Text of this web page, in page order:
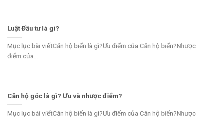
Luật Đầu tư là gì?
Mục lục bài viếtCăn hộ biển là gì?Ưu điểm của Căn hộ biển?Nhược
điểm của...
Căn hộ góc là gì? Ưu và nhược điểm?
Mục lục bài viếtCăn hộ biển là gì?Ưu điểm của Căn hộ biển?Nhược